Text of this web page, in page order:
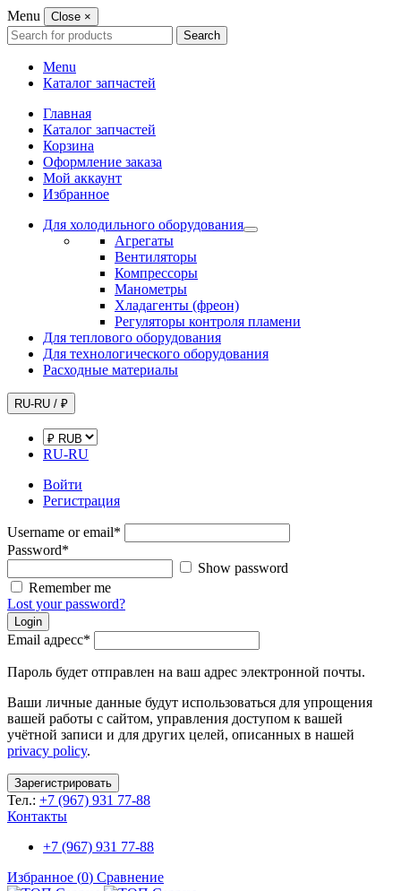
Menu Close ×
Search
for:
Search
Menu
Каталог запчастей
Главная
Каталог запчастей
Корзина
Оформление заказа
Мой аккаунт
Избранное
Для холодильного оборудования
Агрегаты
Вентиляторы
Компрессоры
Манометры
Хладагенты (фреон)
Регуляторы контроля пламени
Для теплового оборудования
Для технологического оборудования
Расходные материалы
RU-RU / ₽
RU-RU
Войти
Регистрация
Username or email*
Password*
Show password
Remember me
Lost your password?
Login
Email адресс*
Пароль будет отправлен на ваш адрес электронной почты.
Ваши личные данные будут использоваться для упрощения
вашей работы с сайтом, управления доступом к вашей
учётной записи и для других целей, описанных в нашей
privacy policy.
Зарегистрировать
Тел.: +7 (967) 931 77-88
Контакты
+7 (967) 931 77-88
Избранное (0) Сравнение